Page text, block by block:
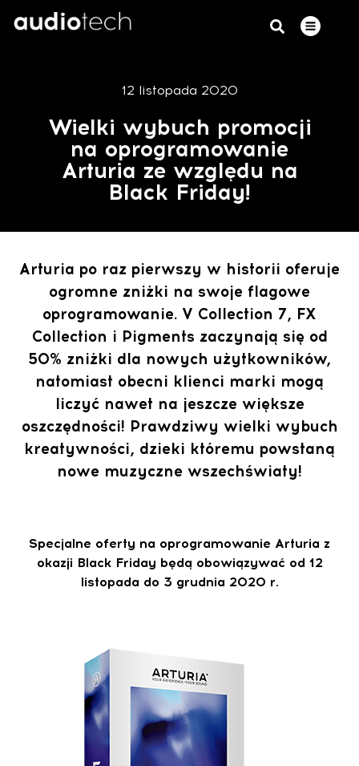
12 listopada 2020
Wielki wybuch promocji
na oprogramowanie
Arturia ze względu na
Black Friday!
Arturia po raz pierwszy w historii oferuje
ogromne zniżki na swoje flagowe
oprogramowanie. V Collection 7, FX
Collection i Pigments zaczynają się od
50% zniżki dla nowych użytkowników,
natomiast obecni klienci marki mogą
liczyć nawet na jeszcze większe
oszczędności! Prawdziwy wielki wybuch
kreatywności, dzieki któremu powstaną
nowe muzyczne wszechświaty!
Specjalne oferty na oprogramowanie Arturia z
okazji Black Friday będą obowiązywać od 12
listopada do 3 grudnia 2020 r.